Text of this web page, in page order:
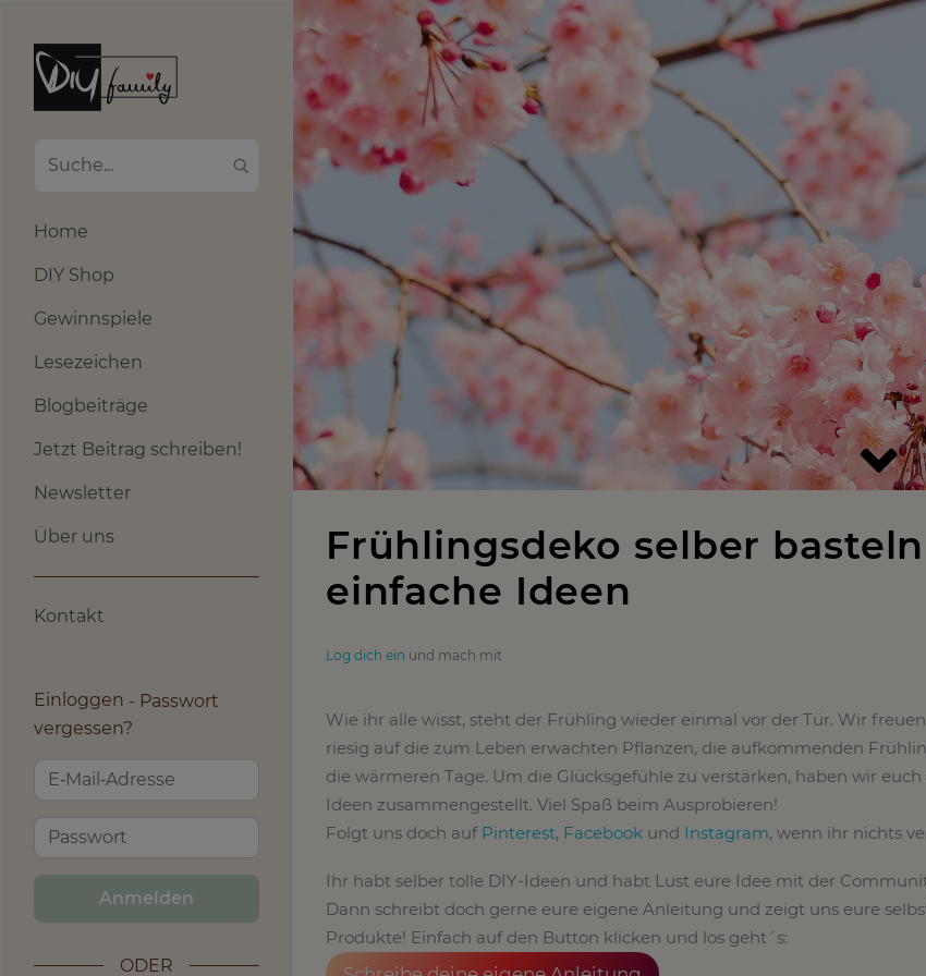
Home
DIY Shop
Gewinnspiele
Lesezeichen
Blogbeiträge
Jetzt Beitrag schreiben!
Newsletter
Über uns
Kontakt
Einloggen
Passwort
vergessen?
Anmelden
ODER
Frühlingsdeko selber basteln
einfache Ideen
Log dich ein und mach mit
Wie ihr alle wisst, steht der Frühling wieder einmal vor der Tür. Wir
riesig auf die zum Leben erwachten Pflanzen, die aufkommenden
die wärmeren Tage. Um die Glücksgefühle zu verstärken, haben wir euch
Ideen zusammengestellt. Viel Spaß beim Ausprobieren!
Folgt uns doch auf Pinterest, Facebook und Instagram, wenn ihr nichts
Ihr habt selber tolle DIY-Ideen und habt Lust eure Idee mit der
Dann schreibt doch gerne eure eigene Anleitung und zeigt uns eure
Produkte! Einfach auf den Button klicken und los geht´s: